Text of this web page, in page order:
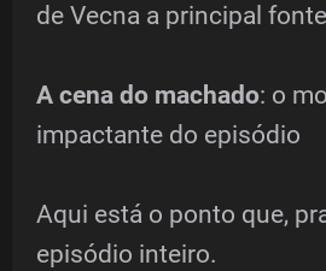
de Vecna a principal
A cena do machado: o
impactante do episódio
Aqui está o ponto que,
episódio inteiro.